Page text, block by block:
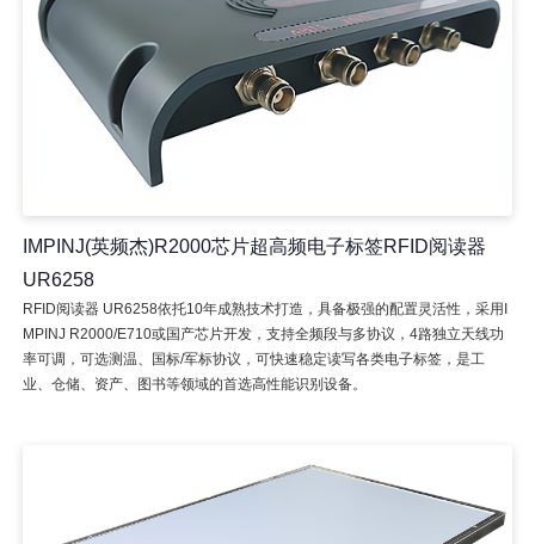
IMPINJ(英频杰)R2000芯片超高频电子标签RFID阅读器
UR6258
RFID阅读器 UR6258依托10年成熟技术打造，具备极强的配置灵活性，采用I
MPINJ R2000/E710或国产芯片开发，支持全频段与多协议，4路独立天线功
率可调，可选测温、国标/军标协议，可快速稳定读写各类电子标签，是工
业、仓储、资产、图书等领域的首选高性能识别设备。